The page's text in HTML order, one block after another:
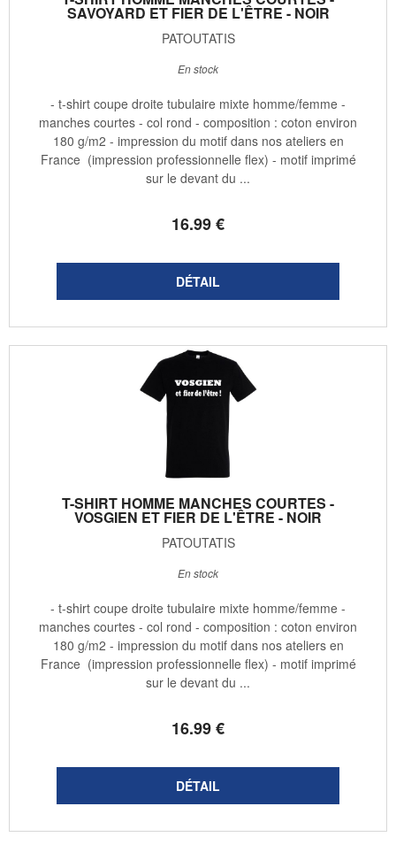
SAVOYARD ET FIER DE L'ÊTRE - NOIR
PATOUTATIS
16.99€
En stock
- t-shirt coupe droite tubulaire mixte homme/femme -
manches courtes - col rond - composition : coton environ
180 g/m2 - impression du motif dans nos ateliers en
France (impression professionnelle flex) - motif imprimé
sur le devant du ...
T-SHIRT HOMME MANCHES COURTES -
VOSGIEN ET FIER DE L'ÊTRE - NOIR
PATOUTATIS
16.99€
En stock
- t-shirt coupe droite tubulaire mixte homme/femme -
manches courtes - col rond - composition : coton environ
180 g/m2 - impression du motif dans nos ateliers en
France (impression professionnelle flex) - motif imprimé
sur le devant du ...